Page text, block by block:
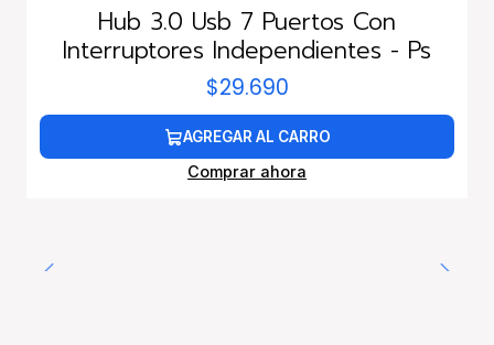
Hub 3.0 Usb 7 Puertos Con
Interruptores Independientes - Ps
$29.690
AGREGAR AL CARRO
Comprar ahora